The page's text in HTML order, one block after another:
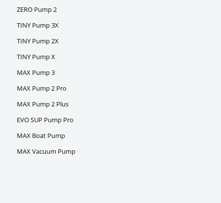
ZERO Pump 2
TINY Pump 3X
TINY Pump 2X
TINY Pump X
MAX Pump 3
MAX Pump 2 Pro
MAX Pump 2 Plus
EVO SUP Pump Pro
MAX Boat Pump
MAX Vacuum Pump